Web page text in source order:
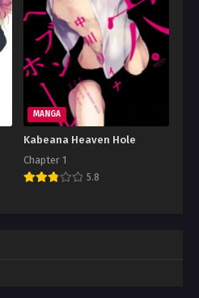
MANGA
Kabeana Heaven Hole
Chapter 1
5.8